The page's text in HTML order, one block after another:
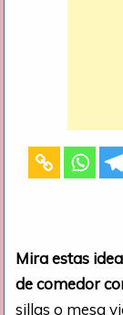
Mira estas
de comedor
sillas o mesa